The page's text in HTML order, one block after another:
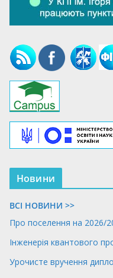
Новини
ВСІ НОВИНИ >>
Про поселення на 2026/
Інженерія квантового
Урочисте вручення